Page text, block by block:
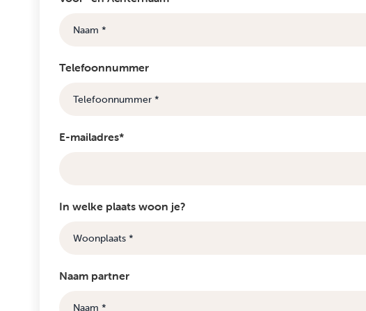
Telefoonnummer
E-mailadres*
In welke plaats woon je?
Naam partner